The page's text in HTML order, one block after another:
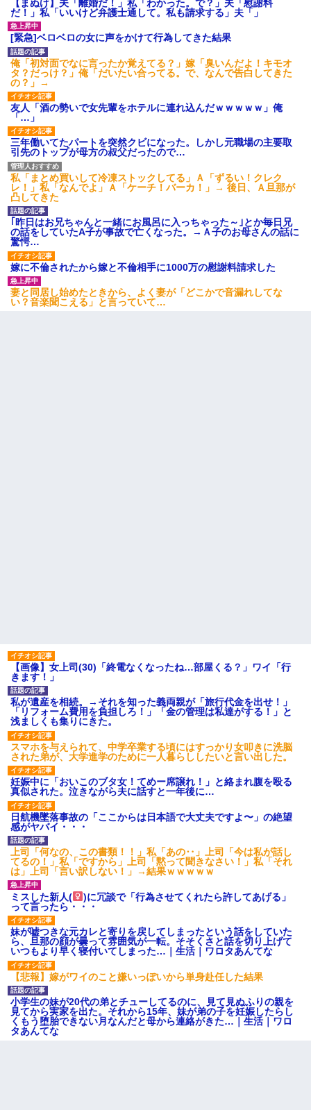
【まぬけ】夫「離婚だ！」私「わかった。で？」夫「慰謝料
だ！」私「いいけど弁護士通して。私も請求する」夫「」
[緊急]ベロベロの女に声をかけて行為してきた結果
俺「初対面でなに言ったか覚えてる？」嫁「臭いんだよ！キモオ
タ？だっけ？」俺「だいたい合ってる。で、なんで告白してきた
の？」→
友人「酒の勢いで女先輩をホテルに連れ込んだｗｗｗｗｗ」俺
「…」
三年働いてたパートを突然クビになった。しかし元職場の主要取
引先のトップが母方の叔父だったので…
私「まとめ買いして冷凍ストックしてる」Ａ「ずるい！クレク
レ！」私「なんでよ」Ａ「ケーチ！バーカ！」→ 後日、Ａ旦那が
凸してきた
｢昨日はお兄ちゃんと一緒にお風呂に入っちゃった～｣とか毎日兄
の話をしていたA子が事故で亡くなった。→Ａ子のお母さんの話に
驚愕…
嫁に不倫されたから嫁と不倫相手に1000万の慰謝料請求した
妻と同居し始めたときから、よく妻が「どこかで音漏れしてな
い？音楽聞こえる」と言っていて…
【画像】女上司(30)「終電なくなったね…部屋くる？」ワイ「行
きます！」
私が遺産を相続。→それを知った義両親が「旅行代金を出せ！」
「リフォーム費用を負担しろ！」「金の管理は私達がする！」と
浅ましくも集りにきた。
スマホを与えられて、中学卒業する頃にはすっかり女叩きに洗脳
された弟が、大学進学のために一人暮らししたいと言い出した。
妊娠中に「おいこのブタ女！てめー席譲れ！」と絡まれ腹を殴る
真似された。泣きながら夫に話すと一年後に…
日航機墜落事故の「ここからは日本語で大丈夫ですよ〜」の絶望
感がヤバイ・・・
上司「何なの、この書類！！」私「あの‥」上司「今は私が話し
てるの！」私「ですから」上司「黙って聞きなさい！」私「それ
は」上司「言い訳しない！」→結果ｗｗｗｗｗ
ミスした新人(
)に冗談で「行為させてくれたら許してあげる」
って言ったら・・・
妹が嘘つきな元カレと寄りを戻してしまったという話をしていた
ら、旦那の顔が曇って雰囲気が一転。そそくさと話を切り上げて
いつもより早く寝付いてしまった…｜生活｜ワロタあんてな
【悲報】嫁がワイのこと嫌いっぽいから単身赴任した結果
小学生の妹が20代の弟とチューしてるのに、見て見ぬふりの親を
見てから実家を出た。それから15年、妹が弟の子を妊娠したらし
くもう堕胎できない月なんだと母から連絡がきた…｜生活｜ワロ
タあんてな